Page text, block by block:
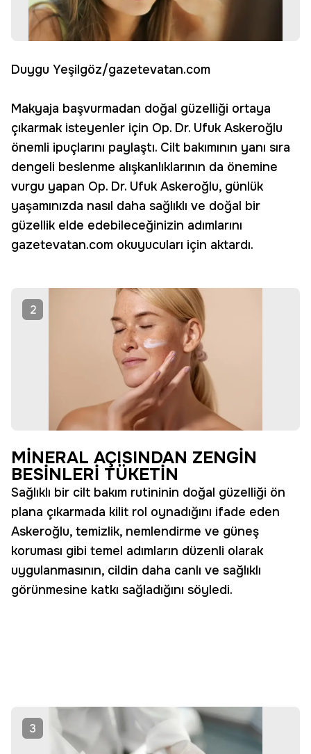
Duygu Yeşilgöz/gazetevatan.com
Makyaja başvurmadan doğal güzelliği ortaya
çıkarmak isteyenler için Op. Dr. Ufuk Askeroğlu
önemli ipuçlarını paylaştı. Cilt bakımının yanı sıra
dengeli beslenme alışkanlıklarının da önemine
vurgu yapan Op. Dr. Ufuk Askeroğlu, günlük
yaşamınızda nasıl daha sağlıklı ve doğal bir
güzellik elde edebileceğinizin adımlarını
gazetevatan.com okuyucuları için aktardı.
2
MİNERAL AÇISINDAN ZENGİN
BESİNLERİ TÜKETİN
Sağlıklı bir cilt bakım rutininin doğal güzelliği ön
plana çıkarmada kilit rol oynadığını ifade eden
Askeroğlu, temizlik, nemlendirme ve güneş
koruması gibi temel adımların düzenli olarak
uygulanmasının, cildin daha canlı ve sağlıklı
görünmesine katkı sağladığını söyledi.
3